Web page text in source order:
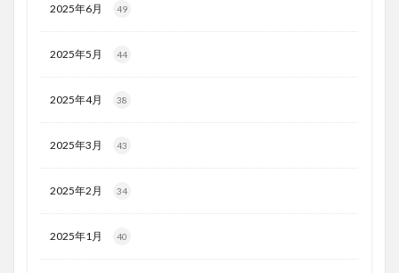
2025年6月 49
2025年5月 44
2025年4月 38
2025年3月 43
2025年2月 34
2025年1月 40